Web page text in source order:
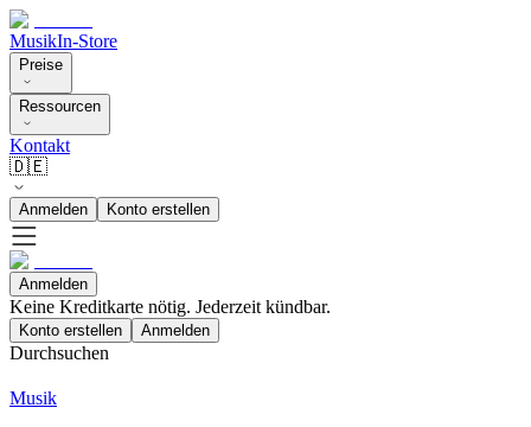
MusikIn-Store
Preise
Ressourcen
Kontakt
🇩🇪
Anmelden Konto erstellen
Anmelden
Keine Kreditkarte nötig. Jederzeit kündbar.
Konto erstellen Anmelden
Durchsuchen
Musik